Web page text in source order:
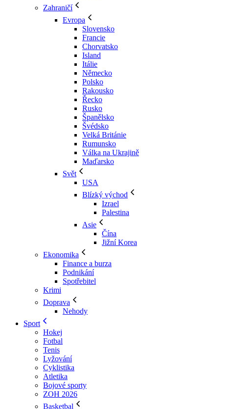
Zahraničí
Evropa
Slovensko
Francie
Chorvatsko
Island
Itálie
Německo
Polsko
Rakousko
Řecko
Rusko
Španělsko
Švédsko
Velká Británie
Rumunsko
Válka na Ukrajině
Maďarsko
Svět
USA
Blízký východ
Izrael
Palestina
Asie
Čína
Jižní Korea
Ekonomika
Finance a burza
Podnikání
Spotřebitel
Krimi
Doprava
Nehody
Sport
Hokej
Fotbal
Tenis
Lyžování
Cyklistika
Atletika
Bojové sporty
ZOH 2026
Basketbal